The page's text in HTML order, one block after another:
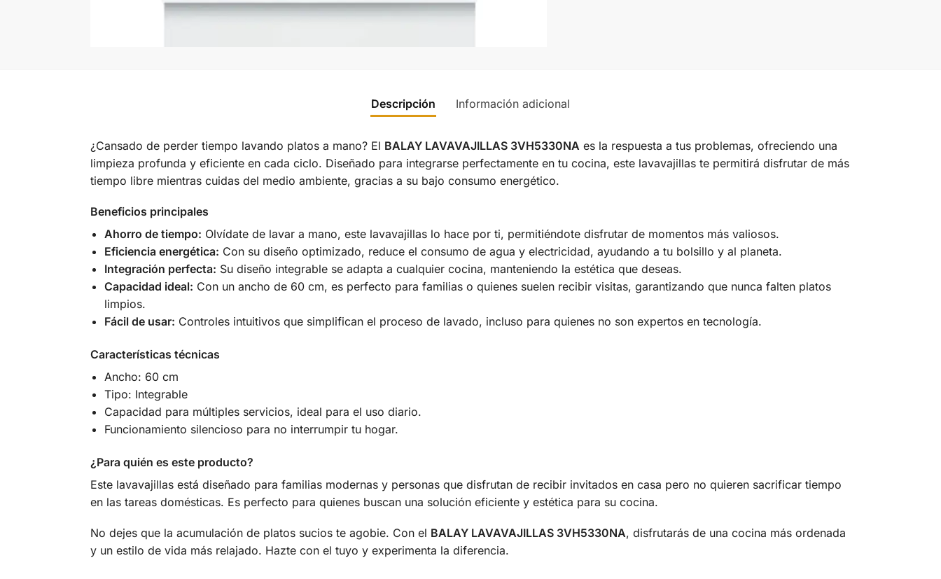
Descripción Información adicional
¿Cansado de perder tiempo lavando platos a mano? El BALAY LAVAVAJILLAS 3VH5330NA es la respuesta a tus problemas, ofreciendo una
limpieza profunda y eficiente en cada ciclo. Diseñado para integrarse perfectamente en tu cocina, este lavavajillas te permitirá disfrutar de más
tiempo libre mientras cuidas del medio ambiente, gracias a su bajo consumo energético.
Beneficios principales
Ahorro de tiempo: Olvídate de lavar a mano, este lavavajillas lo hace por ti, permitiéndote disfrutar de momentos más valiosos.
Eficiencia energética: Con su diseño optimizado, reduce el consumo de agua y electricidad, ayudando a tu bolsillo y al planeta.
Integración perfecta: Su diseño integrable se adapta a cualquier cocina, manteniendo la estética que deseas.
Capacidad ideal: Con un ancho de 60 cm, es perfecto para familias o quienes suelen recibir visitas, garantizando que nunca falten platos
limpios.
Fácil de usar: Controles intuitivos que simplifican el proceso de lavado, incluso para quienes no son expertos en tecnología.
Características técnicas
Ancho: 60 cm
Tipo: Integrable
Capacidad para múltiples servicios, ideal para el uso diario.
Funcionamiento silencioso para no interrumpir tu hogar.
¿Para quién es este producto?
Este lavavajillas está diseñado para familias modernas y personas que disfrutan de recibir invitados en casa pero no quieren sacrificar tiempo
en las tareas domésticas. Es perfecto para quienes buscan una solución eficiente y estética para su cocina.
No dejes que la acumulación de platos sucios te agobie. Con el BALAY LAVAVAJILLAS 3VH5330NA, disfrutarás de una cocina más ordenada
y un estilo de vida más relajado. Hazte con el tuyo y experimenta la diferencia.